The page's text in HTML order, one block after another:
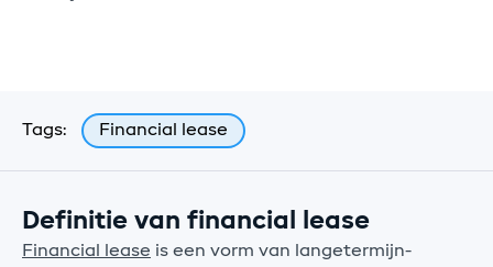
Tags: Financial lease
Definitie van financial lease
Financial lease is een vorm van langetermijn-